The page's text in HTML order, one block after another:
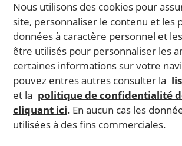
Nous utilisons des cookies pour
site, personnaliser le contenu et les
données à caractère personnel et
être utilisés pour personnaliser les
certaines informations sur votre
pouvez entres autres consulter la
et la politique de confidentialité
cliquant ici. En aucun cas les
utilisées à des fins commerciales.